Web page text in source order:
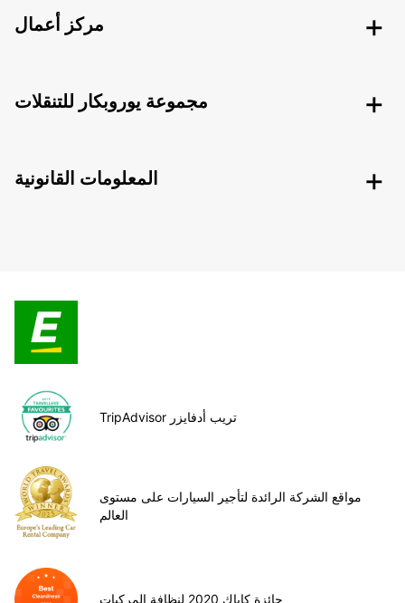
مركز أعمال
مجموعة يوروبكار للتنقلات
المعلومات القانونية
TripAdvisor تريب أدفايزر
مواقع الشركة الرائدة لتأجير السيارات على مستوى
العالم
جائزة كاياك 2020 لنظافة المركبات